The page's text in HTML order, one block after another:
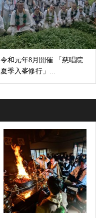
令和元年8月開催 「慈唱院
夏季入峯修行」...